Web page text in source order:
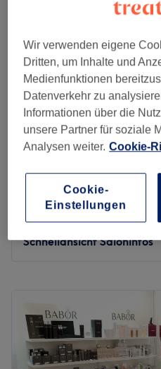
Brillant Beauty & Hair
4,8
461
Hennef Bf, Hennef
Auf
Gesichtsbehandlung -
10 Min.
Schnellansicht Saloninfos
Mittwoch
Donnerstag
Freitag
Samstag
Wir verwenden eigene
Dritten, um Inhalte und
Medienfunktionen
Datenverkehr zu
Informationen über die
unsere Partner für soziale
Analysen weiter. Cookie-
Cookie-
Einstellungen